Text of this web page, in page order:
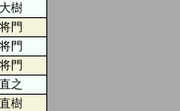
樹
門
門
門
之
樹